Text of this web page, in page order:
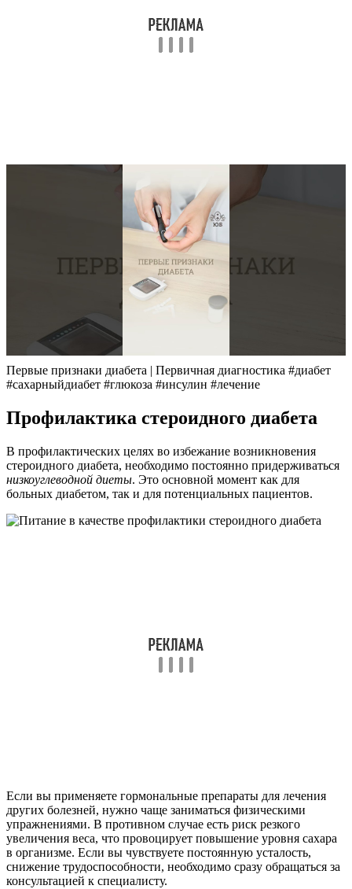
Первые признаки диабета | Первичная диагностика #диабет
#сахарныйдиабет #глюкоза #инсулин #лечение
Профилактика стероидного диабета
В профилактических целях во избежание возникновения
стероидного диабета, необходимо постоянно придерживаться
низкоуглеводной диеты. Это основной момент как для
больных диабетом, так и для потенциальных пациентов.
Если вы применяете гормональные препараты для лечения
других болезней, нужно чаще заниматься физическими
упражнениями. В противном случае есть риск резкого
увеличения веса, что провоцирует повышение уровня сахара
в организме. Если вы чувствуете постоянную усталость,
снижение трудоспособности, необходимо сразу обращаться за
консультацией к специалисту.